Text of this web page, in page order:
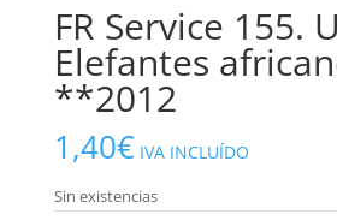
FR Service 155.
Elefantes
**2012
1,40€ IVA INCLUÍDO
Sin existencias